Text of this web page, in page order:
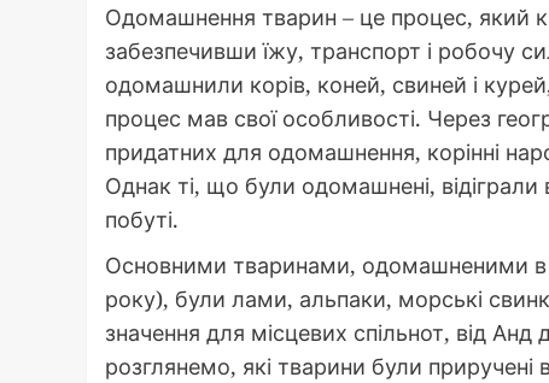
Одомашнення тварин – це процес, який
забезпечивши їжу, транспорт і робочу
одомашнили корів, коней, свиней і
процес мав свої особливості. Через
придатних для одомашнення, корінні
Однак ті, що були одомашнені, відіграли
побуті.
Основними тваринами, одомашненими в
року), були лами, альпаки, морські
значення для місцевих спільнот, від
розглянемо, які тварини були